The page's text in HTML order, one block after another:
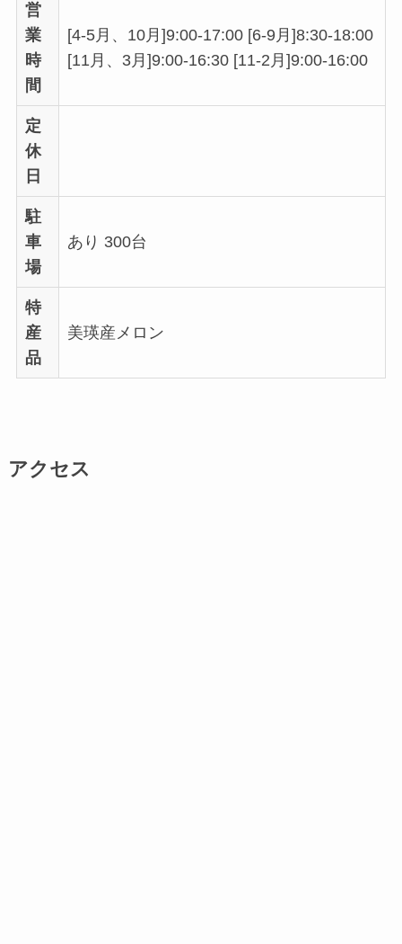
営
業
時
間
[4-5月、10月]9:00-17:00 [6-9月]8:30-18:00
[11月、3月]9:00-16:30 [11-2月]9:00-16:00
定
休
日
駐
車
場
あり 300台
特
産
品
美瑛産メロン
アクセス